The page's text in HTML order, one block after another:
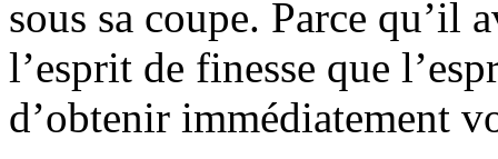
sous sa coupe. Parce qu’il
l’esprit de finesse que
d’obtenir immédiatement